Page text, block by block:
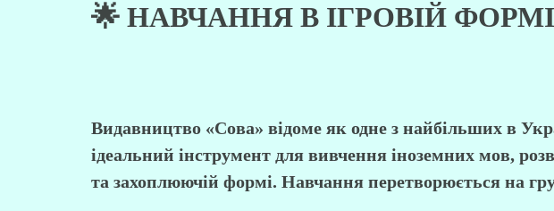
🌟 НАВЧАННЯ В ІГРОВІЙ
Видавництво «Сова» відоме як одне з найбільших в
ідеальний інструмент для вивчення іноземних мов,
та захоплюючій формі. Навчання перетворюється на